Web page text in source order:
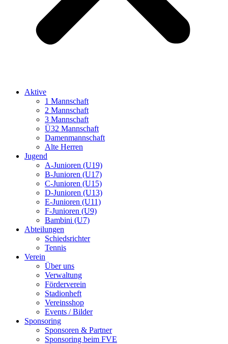
Aktive
1 Mannschaft
2 Mannschaft
3 Mannschaft
Ü32 Mannschaft
Damenmannschaft
Alte Herren
Jugend
A-Junioren (U19)
B-Junioren (U17)
C-Junioren (U15)
D-Junioren (U13)
E-Junioren (U11)
F-Junioren (U9)
Bambini (U7)
Abteilungen
Schiedsrichter
Tennis
Verein
Über uns
Verwaltung
Förderverein
Stadionheft
Vereinsshop
Events / Bilder
Sponsoring
Sponsoren & Partner
Sponsoring beim FVE